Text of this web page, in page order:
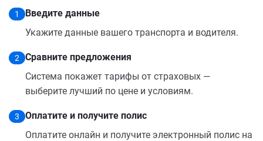
1
Введите данные
Укажите данные вашего транспорта и водителя.
2
Сравните предложения
Система покажет тарифы от страховых —
выберите лучший по цене и условиям.
3
Оплатите и получите полис
Оплатите онлайн и получите электронный полис на